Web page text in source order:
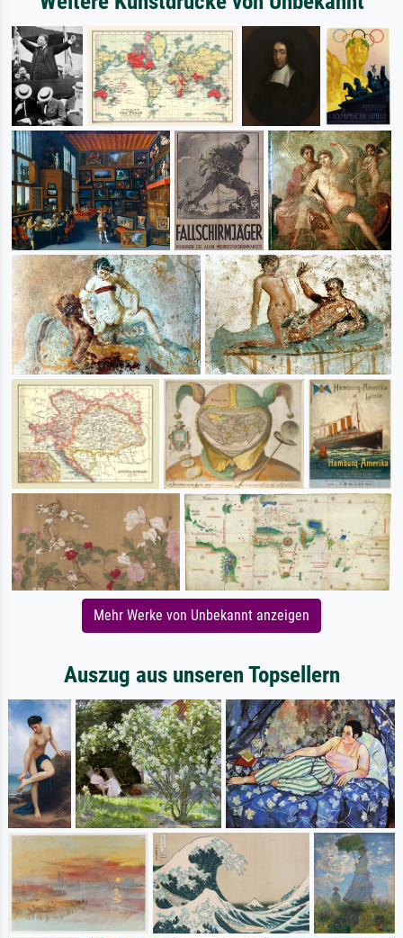
Mehr Werke von Unbekannt anzeigen
Auszug aus unseren Topsellern